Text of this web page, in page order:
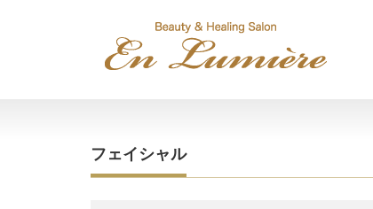
フェイシャル